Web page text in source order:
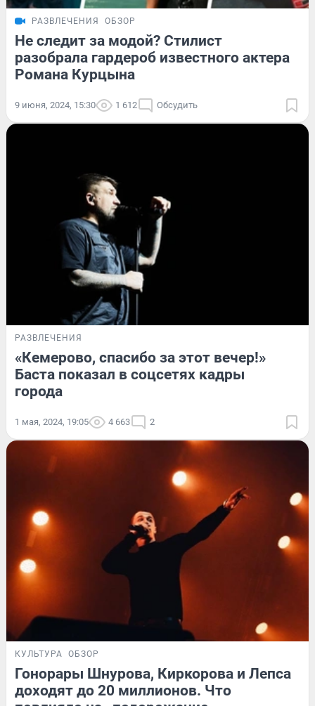
РАЗВЛЕЧЕНИЯ ОБЗОР
Не следит за модой? Стилист
разобрала гардероб известного актера
Романа Курцына
9 июня, 2024, 15:30 1 612 Обсудить
РАЗВЛЕЧЕНИЯ
«Кемерово, спасибо за этот вечер!»
Баста показал в соцсетях кадры
города
1 мая, 2024, 19:05 4 663 2
КУЛЬТУРА ОБЗОР
Гонорары Шнурова, Киркорова и Лепса
доходят до 20 миллионов. Что